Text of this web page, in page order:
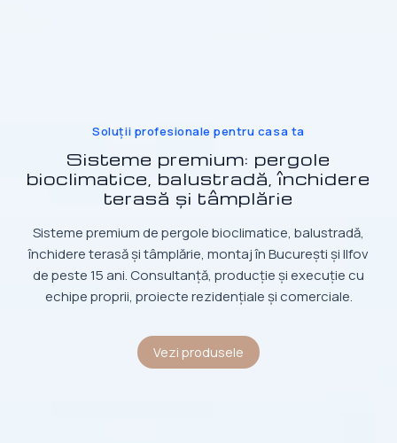
Soluții profesionale pentru casa ta
Sisteme premium: pergole
bioclimatice, balustradă, închidere
terasă și tâmplărie
Sisteme premium de pergole bioclimatice, balustradă,
închidere terasă și tâmplărie, montaj în București și Ilfov
de peste 15 ani. Consultanță, producție și execuție cu
echipe proprii, proiecte rezidențiale și comerciale.
Vezi produsele